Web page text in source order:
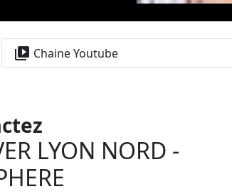
Autosphere.fr
auto comme dans la
video_library Chaine Youtube
LYON NORD -